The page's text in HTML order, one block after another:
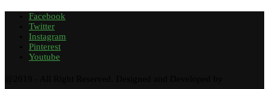
Facebook
Twitter
Instagram
Pinterest
Youtube